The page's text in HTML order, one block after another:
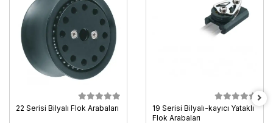
22 Serisi Bilyalı Flok Arabaları
19 Serisi Bilyalı-kayıcı Yataklı
Flok Arabaları